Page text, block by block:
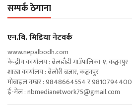
सम्पर्क ठेगाना
एन‍.बि. मिडिया नेटवर्क
www.nepalbodh.com
केन्द्रीय कार्यालय : बेलडाँडी गाउँपालिका-१, कञ्चनपुर
शाखा कार्यालय : बेलौरी बजार, कञ्चनपुर
मोबाइल नम्बर : 9848664554 र 9810794400
ई-मेल :nbmedianetwork75@gmail.com